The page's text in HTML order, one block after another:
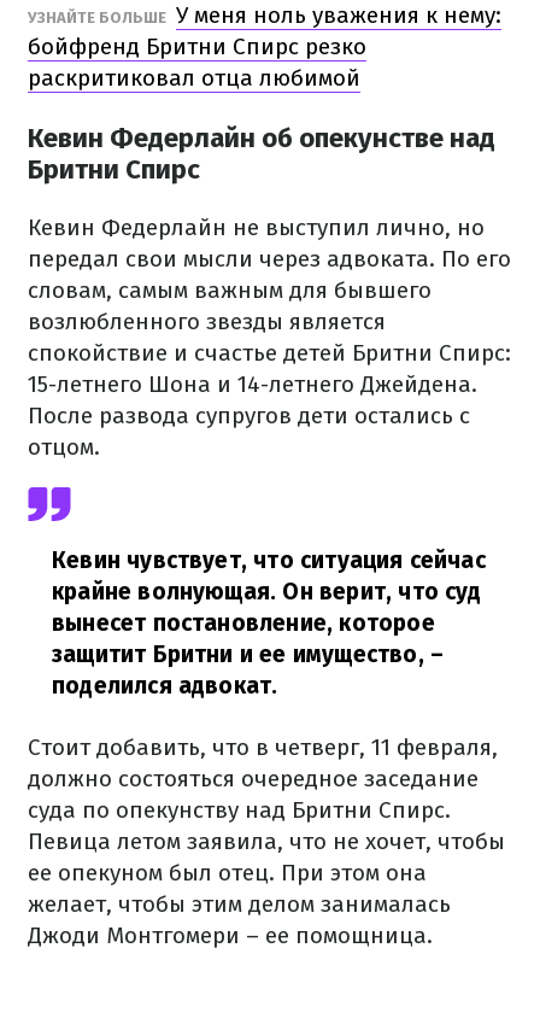
УЗНАЙТЕ БОЛЬШЕ У меня ноль уважения к нему:
бойфренд Бритни Спирс резко
раскритиковал отца любимой
Кевин Федерлайн об опекунстве над
Бритни Спирс
Кевин Федерлайн не выступил лично, но
передал свои мысли через адвоката. По его
словам, самым важным для бывшего
возлюбленного звезды является
спокойствие и счастье детей Бритни Спирс:
15-летнего Шона и 14-летнего Джейдена.
После развода супругов дети остались с
отцом.
Кевин чувствует, что ситуация сейчас
крайне волнующая. Он верит, что суд
вынесет постановление, которое
защитит Бритни и ее имущество, –
поделился адвокат.
Стоит добавить, что в четверг, 11 февраля,
должно состояться очередное заседание
суда по опекунству над Бритни Спирс.
Певица летом заявила, что не хочет, чтобы
ее опекуном был отец. При этом она
желает, чтобы этим делом занималась
Джоди Монтгомери – ее помощница.